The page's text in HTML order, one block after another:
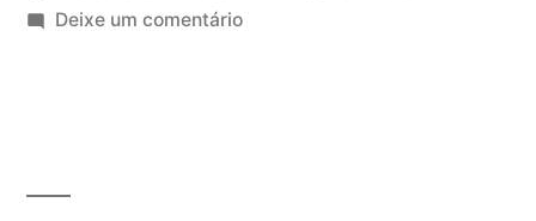
Deixe um comentário